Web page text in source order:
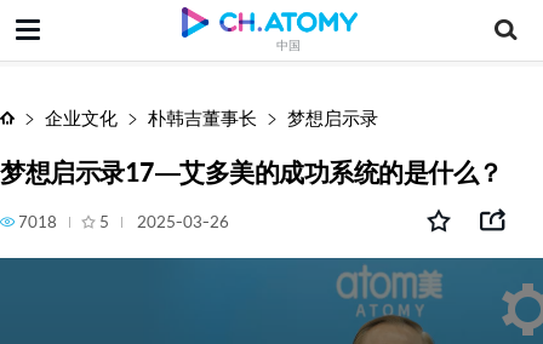
中国
梦想启示录17—艾多美的成功系统的是什么？
企业文化 朴韩吉董事长 梦想启示录
梦想启示录17—艾多美的成功系统的是什么？
7018 5 2025-03-26